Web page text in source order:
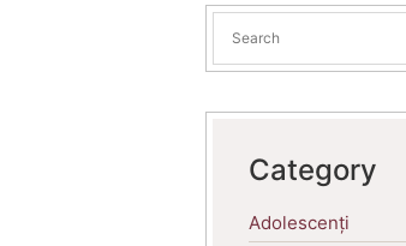
Category
Adolescenți